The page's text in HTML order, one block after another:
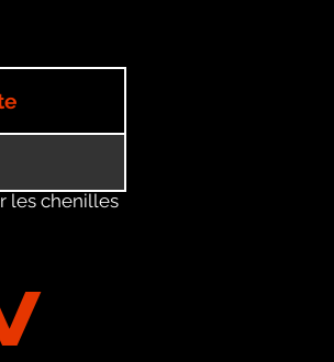
les chenilles